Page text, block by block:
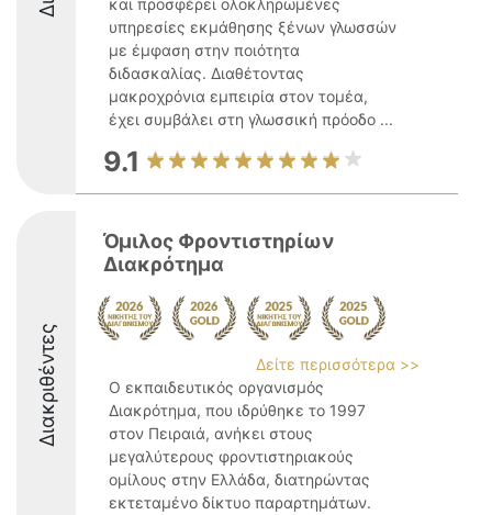
και προσφέρει ολοκληρωμένες
υπηρεσίες εκμάθησης ξένων γλωσσών
με έμφαση στην ποιότητα
διδασκαλίας. Διαθέτοντας
μακροχρόνια εμπειρία στον τομέα,
έχει συμβάλει στη γλωσσική πρόοδο ...
9.1
Διακριθέντες
Όμιλος Φροντιστηρίων
Διακρότημα
Δείτε περισσότερα >>
Ο εκπαιδευτικός οργανισμός
Διακρότημα, που ιδρύθηκε το 1997
στον Πειραιά, ανήκει στους
μεγαλύτερους φροντιστηριακούς
ομίλους στην Ελλάδα, διατηρώντας
εκτεταμένο δίκτυο παραρτημάτων.